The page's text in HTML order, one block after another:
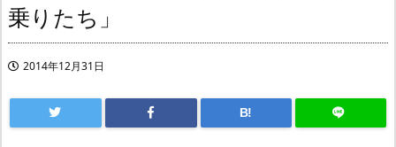
乗りたち」
2014年12月31日
B!